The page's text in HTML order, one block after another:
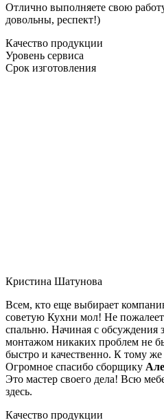
Отлично выполняете свою
довольны, респект!)
Качество продукции
Уровень сервиса
Срок изготовления
Кристина Шатунова
Всем, кто еще выбирает
советую Кухни мол! Не
спальню. Начиная с обсуждения
монтажом никаких проблем не
быстро и качественно. К тому
Огромное спасибо сборщику
Это мастер своего дела! Всю
здесь.
Качество продукции